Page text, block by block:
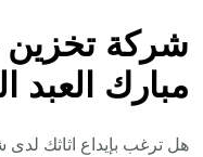
شركة
مبارك العبد
هل ترغب بإيداع اثاثك